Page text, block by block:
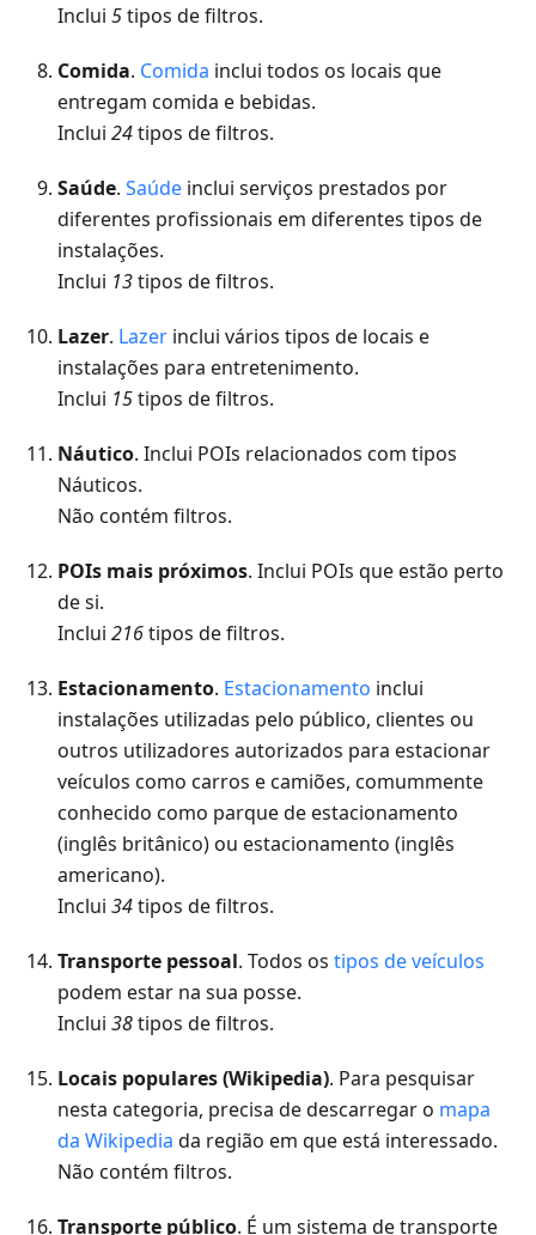
Inclui 5tipos de filtros.
Comida. Comida inclui todos os locais que
entregam comida e bebidas.
Inclui 24tipos de filtros.
Saúde. Saúde inclui serviços prestados por
diferentes profissionais em diferentes tipos de
instalações.
Inclui 13tipos de filtros.
Lazer. Lazer inclui vários tipos de locais e
instalações para entretenimento.
Inclui 15tipos de filtros.
Náutico. Inclui POIs relacionados com tipos
Náuticos.
Não contém filtros.
POIs mais próximos. Inclui POIs que estão perto
de si.
Inclui 216tipos de filtros.
Estacionamento. Estacionamento inclui
instalações utilizadas pelo público, clientes ou
outros utilizadores autorizados para estacionar
veículos como carros e camiões, comummente
conhecido como parque de estacionamento
(inglês britânico) ou estacionamento (inglês
americano).
Inclui 34tipos de filtros.
Transporte pessoal. Todos os tipos de veículos
podem estar na sua posse.
Inclui 38tipos de filtros.
Locais populares (Wikipedia). Para pesquisar
nesta categoria, precisa de descarregar o mapa
da Wikipedia da região em que está interessado.
Não contém filtros.
Transporte público. É um sistema de transporte